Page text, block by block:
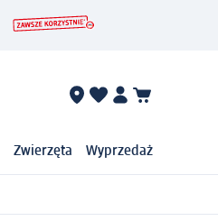
Zwierzęta Wyprzedaż